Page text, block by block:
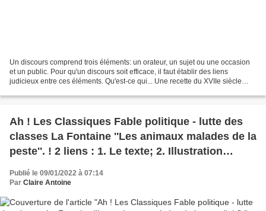
Un discours comprend trois éléments: un orateur, un sujet ou une occasion
et un public. Pour qu'un discours soit efficace, il faut établir des liens
judicieux entre ces éléments. Qu'est-ce qui... Une recette du XVIIe siècle
Ah ! Les Classiques Fable politique - lutte des
classes La Fontaine ''Les animaux malades de la
peste''. ! 2 liens : 1. Le texte; 2. Illustration
d'André Pec
Publié le 09/01/2022 à 07:14
Par Claire Antoine